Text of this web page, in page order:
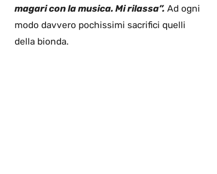
magari con la musica. Mi rilassa”. Ad ogni
modo davvero pochissimi sacrifici quelli
della bionda.